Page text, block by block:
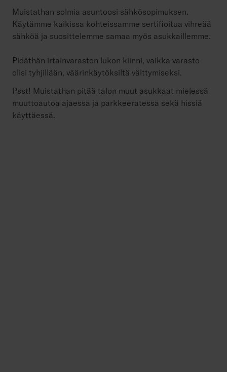
Muistathan solmia asuntoosi sähkösopimuksen.
Käytämme kaikissa kohteissamme sertifioitua vihreää
sähköä ja suosittelemme samaa myös asukkaillemme.
Pidäthän irtainvaraston lukon kiinni, vaikka varasto
olisi tyhjillään, väärinkäytöksiltä välttymiseksi.
Psst! Muistathan pitää talon muut asukkaat mielessä
muuttoautoa ajaessa ja parkkeeratessa sekä hissiä
käyttäessä.